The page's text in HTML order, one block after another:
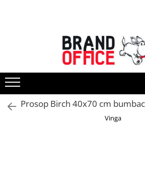
Unitate Protejata - PRODUCTIE
Hartie copiator si produse
tipografice
Produse consumabile din hartie
Detergenti si dezinfectanti
Prosop Birch 40x70 cm
Vinga